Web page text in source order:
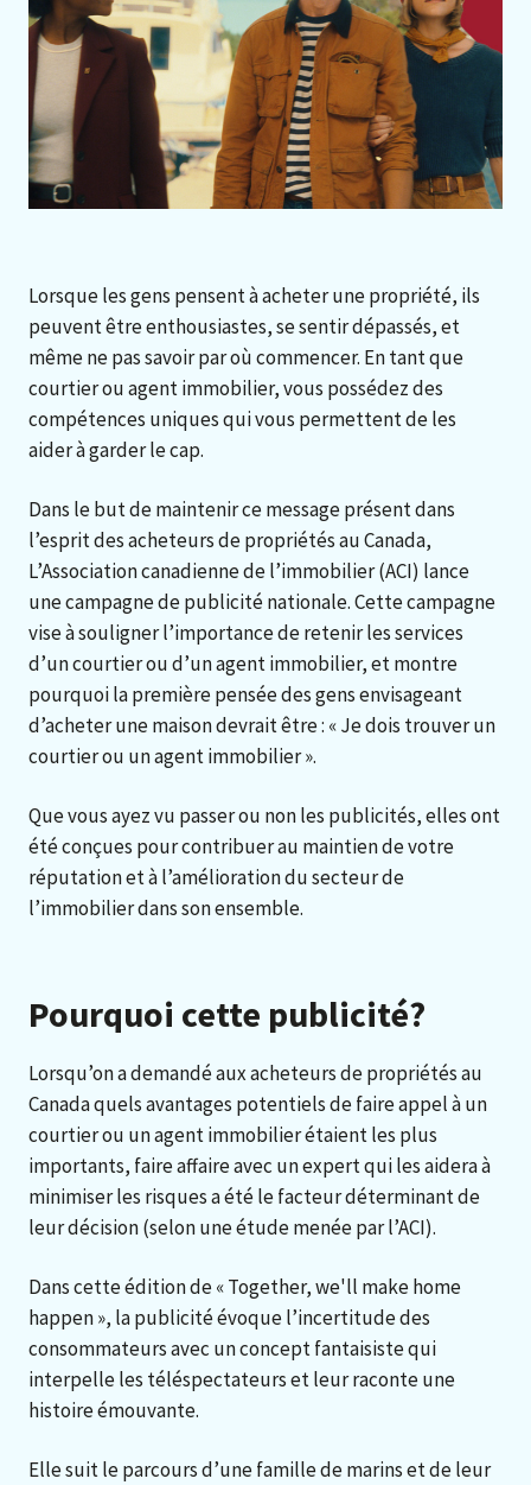
Lorsque les gens pensent à acheter une propriété, ils
peuvent être enthousiastes, se sentir dépassés, et
même ne pas savoir par où commencer. En tant que
courtier ou agent immobilier, vous possédez des
compétences uniques qui vous permettent de les
aider à garder le cap.
Dans le but de maintenir ce message présent dans
l’esprit des acheteurs de propriétés au Canada,
L’Association canadienne de l’immobilier (ACI) lance
une campagne de publicité nationale. Cette campagne
vise à souligner l’importance de retenir les services
d’un courtier ou d’un agent immobilier, et montre
pourquoi la première pensée des gens envisageant
d’acheter une maison devrait être : « Je dois trouver un
courtier ou un agent immobilier ».
Que vous ayez vu passer ou non les publicités, elles ont
été conçues pour contribuer au maintien de votre
réputation et à l’amélioration du secteur de
l’immobilier dans son ensemble.
Pourquoi cette publicité?
Lorsqu’on a demandé aux acheteurs de propriétés au
Canada quels avantages potentiels de faire appel à un
courtier ou un agent immobilier étaient les plus
importants, faire affaire avec un expert qui les aidera à
minimiser les risques a été le facteur déterminant de
leur décision (selon une étude menée par l’ACI).
Dans cette édition de « Together, we'll make home
happen », la publicité évoque l’incertitude des
consommateurs avec un concept fantaisiste qui
interpelle les téléspectateurs et leur raconte une
histoire émouvante.
Elle suit le parcours d’une famille de marins et de leur